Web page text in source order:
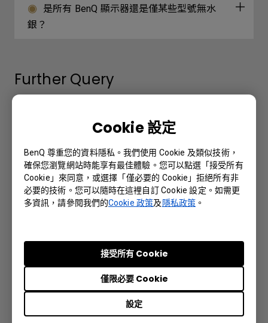
Cookie 設定
BenQ 尊重您的資料隱私。我們使用 Cookie 及類似技術，
確保您瀏覽網站時能享有最佳體驗。您可以點選「接受所有
Cookie」來同意，或選擇「僅必要的 Cookie」拒絕所有非
必要的技術。您可以隨時在這裡自訂 Cookie 設定。如需更
多資訊，請參閱我們的Cookie 政策及 隱私政策。
設定
僅限必要 Cookie
接受所有 Cookie
是所有 BenQ 顯示器還是僅某些型號無水
銀？
Further Query
投影機開機時卡住，錯誤信息顯示“正在安裝
升級包...”。 我能做些什麼來修復它？
我可以將Rosetta或Rosetta 2與Apple M1設
備和Display Pilot一起使用嗎？
連接到Mac M1時，為什麼BenQ顯示器鎖定